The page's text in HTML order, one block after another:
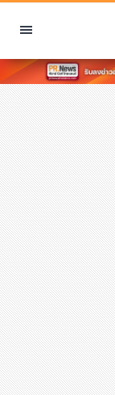
พีอาร์ นิวส์ไวร์
สินค้า, บริการ
โปรโมชั่น
งานอีเว้นท์
รีวิว
บันเทิง
นักแสดง, นักร้อง,
อินฟลูเอนเซอร์
ไลฟ์สไตล์
ความงาม
แฟชั่น
สุขภาพ